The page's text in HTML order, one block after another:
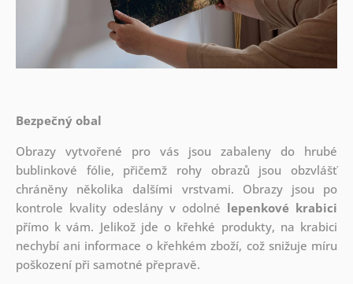
Bezpečný obal
Obrazy vytvořené pro vás jsou zabaleny do hrubé
bublinkové fólie, přičemž rohy obrazů jsou obzvlášť
chráněny několika dalšími vrstvami. Obrazy jsou po
kontrole kvality odeslány v odolné lepenkové krabici
přímo k vám. Jelikož jde o křehké produkty, na krabici
nechybí ani informace o křehkém zboží, což snižuje míru
poškození při samotné přepravě.